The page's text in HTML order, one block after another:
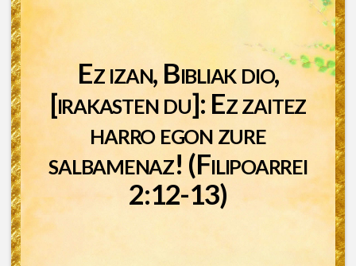
Ez izan, Bibliak dio,
[irakasten du]: Ez zaitez
harro egon zure
salbamenaz! (Filipoarrei
2:12-13)